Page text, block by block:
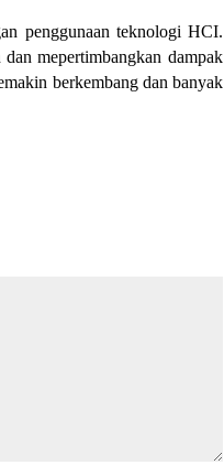
penggunaan teknologi HCI.
mepertimbangkan dampak
berkembang dan banyak